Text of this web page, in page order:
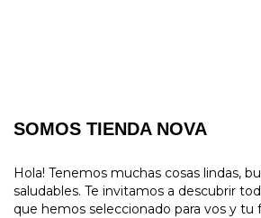
SOMOS TIENDA NOVA
Hola! Tenemos muchas cosas lindas,
saludables. Te invitamos a descubrir
que hemos seleccionado para vos y tu